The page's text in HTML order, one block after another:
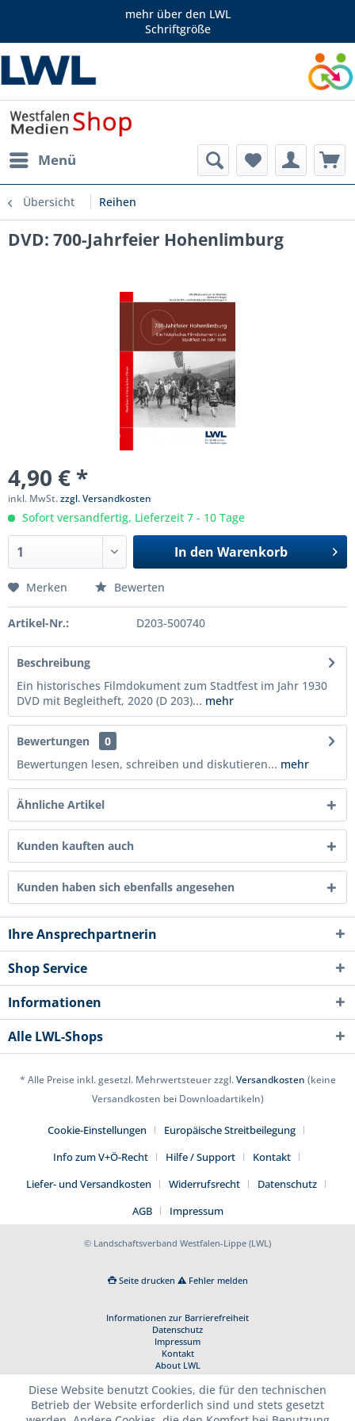
mehr über den LWL
Schriftgröße
Menü
Übersicht Reihen
DVD: 700-Jahrfeier Hohenlimburg
4,90 € *
inkl. MwSt.zzgl. Versandkosten
Sofort versandfertig, Lieferzeit 7 - 10 Tage
In den Warenkorb
Merken Bewerten
Artikel-Nr.: D203-500740
Beschreibung
Ein historisches Filmdokument zum Stadtfest im Jahr 1930
DVD mit Begleitheft, 2020 (D 203)... mehr
Bewertungen
0
Bewertungen lesen, schreiben und diskutieren... mehr
Ähnliche Artikel
Kunden kauften auch
Kunden haben sich ebenfalls angesehen
Ihre Ansprechpartnerin
Shop Service
Informationen
Alle LWL-Shops
* Alle Preise inkl. gesetzl. Mehrwertsteuer zzgl.Versandkosten (keine
Versandkosten bei Downloadartikeln)
Cookie-Einstellungen
Europäische Streitbeilegung
Info zum V+Ö-Recht
Hilfe / Support
Kontakt
Liefer- und Versandkosten
Widerrufsrecht
Datenschutz
AGB
Impressum
© Landschaftsverband Westfalen-Lippe (LWL)
Seite drucken Fehler melden
Informationen zur Barrierefreiheit
Datenschutz
Impressum
Kontakt
About LWL
Diese Website benutzt Cookies, die für den technischen
Betrieb der Website erforderlich sind und stets gesetzt